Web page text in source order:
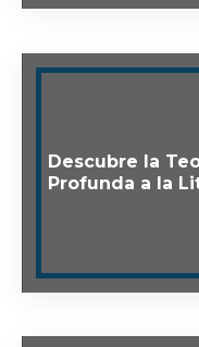
Descubre la
Profunda a la